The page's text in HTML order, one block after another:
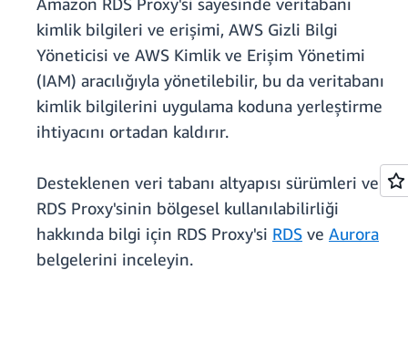
kimlik bilgileri ve erişimi, AWS Gizli Bilgi
Yöneticisi ve AWS Kimlik ve Erişim Yönetimi
(IAM) aracılığıyla yönetilebilir, bu da veritabanı
kimlik bilgilerini uygulama koduna yerleştirme
ihtiyacını ortadan kaldırır.
Desteklenen veri tabanı altyapısı sürümleri ve
RDS Proxy'sinin bölgesel kullanılabilirliği
hakkında bilgi için RDS Proxy'si RDS ve Aurora
belgelerini inceleyin.